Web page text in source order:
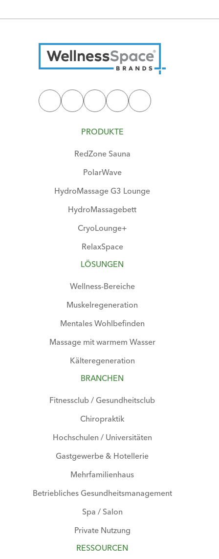
PRODUKTE
RedZone Sauna
PolarWave
HydroMassage G3 Lounge
HydroMassagebett
CryoLounge+
RelaxSpace
LÖSUNGEN
Wellness-Bereiche
Muskelregeneration
Mentales Wohlbefinden
Massage mit warmem Wasser
Kälteregeneration
BRANCHEN
Fitnessclub / Gesundheitsclub
Chiropraktik
Hochschulen / Universitäten
Gastgewerbe & Hotellerie
Mehrfamilienhaus
Betriebliches Gesundheitsmanagement
Spa / Salon
Private Nutzung
RESSOURCEN